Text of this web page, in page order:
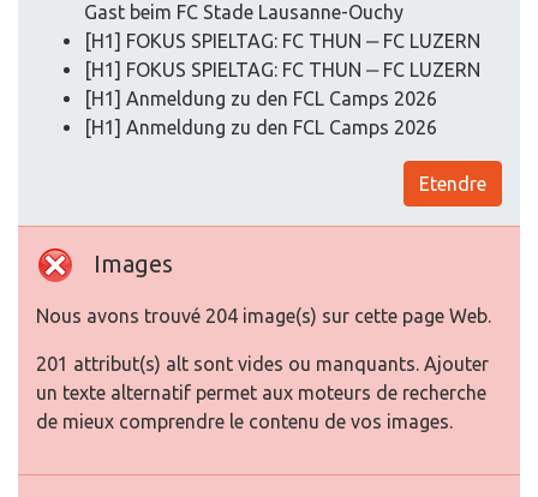
Gast beim FC Stade Lausanne-Ouchy
[H1] FOKUS SPIELTAG: FC THUN ‒ FC LUZERN
[H1] FOKUS SPIELTAG: FC THUN ‒ FC LUZERN
[H1] Anmeldung zu den FCL Camps 2026
[H1] Anmeldung zu den FCL Camps 2026
Etendre
Images
Nous avons trouvé 204 image(s) sur cette page Web.
201 attribut(s) alt sont vides ou manquants. Ajouter
un texte alternatif permet aux moteurs de recherche
de mieux comprendre le contenu de vos images.